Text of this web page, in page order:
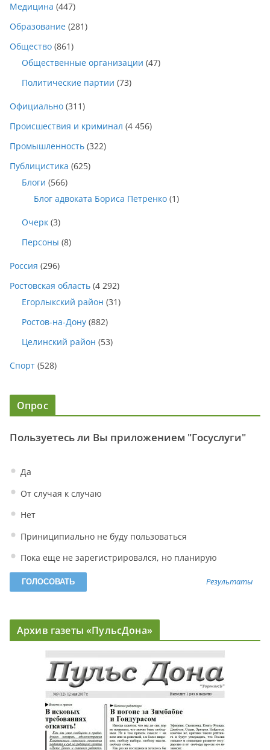
Медицина (447)
Образование (281)
Общество (861)
Общественные организации (47)
Политические партии (73)
Официально (311)
Происшествия и криминал (4 456)
Промышленность (322)
Публицистика (625)
Блоги (566)
Блог адвоката Бориса Петренко (1)
Очерк (3)
Персоны (8)
Россия (296)
Ростовская область (4 292)
Егорлыкский район (31)
Ростов-на-Дону (882)
Целинский район (53)
Спорт (528)
Опрос
Пользуетесь ли Вы приложением "Госуслуги"
Да
От случая к случаю
Нет
Приниципиально не буду пользоваться
Пока еще не зарегистрировался, но планирую
Результаты
Архив газеты «ПульсДона»